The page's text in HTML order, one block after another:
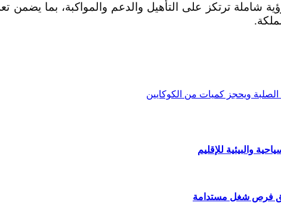
شاملة ترتكز على التأهيل والدعم والمواكبة، بما يضمن
والبيئية للإقليم
فرص شغل مستدامة